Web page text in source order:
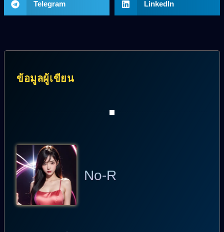
Telegram LinkedIn
ข้อมูลผู้เขียน
No-R